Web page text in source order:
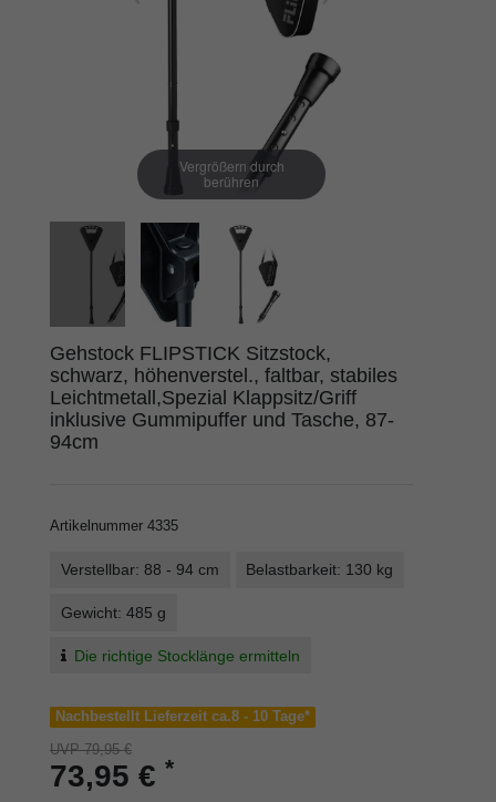
Vergrößern durch
berühren
Gehstock FLIPSTICK Sitzstock,
schwarz, höhenverstel., faltbar, stabiles
Leichtmetall,Spezial Klappsitz/Griff
inklusive Gummipuffer und Tasche, 87-
94cm
Artikelnummer 4335
Verstellbar: 88 - 94 cm Belastbarkeit: 130 kg
Gewicht: 485 g
Die richtige Stocklänge ermitteln
Nachbestellt Lieferzeit ca.8 - 10 Tage*
UVP 79,95 €
73,95 € *